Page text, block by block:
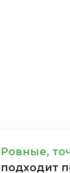
Ровные,
подходит